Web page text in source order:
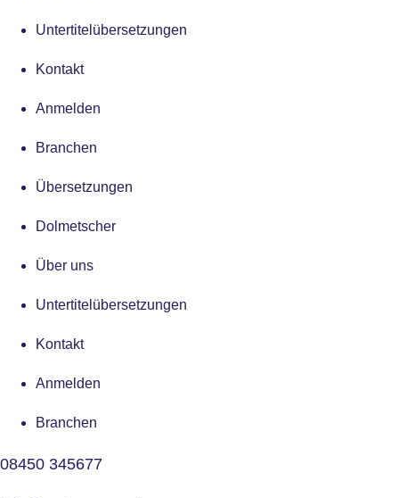
Untertitelübersetzungen
Kontakt
Anmelden
Branchen
Übersetzungen
Dolmetscher
Über uns
Untertitelübersetzungen
Kontakt
Anmelden
Branchen
08450 345677